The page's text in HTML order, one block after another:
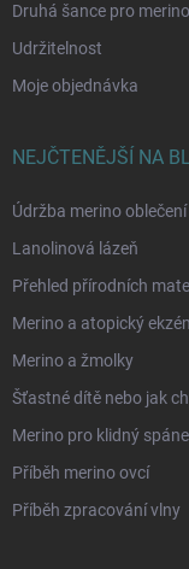
Druhá šance pro merino
Udržitelnost
Moje objednávka
NEJČTENĚJŠÍ NA
Údržba merino oblečení
Lanolinová lázeň
Přehled přírodních
Merino a atopický
Merino a žmolky
Šťastné dítě nebo jak
Merino pro klidný
Příběh merino ovcí
Příběh zpracování vlny